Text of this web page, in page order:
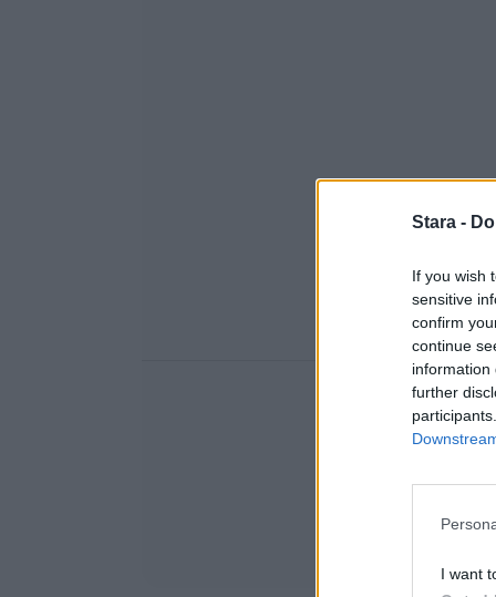
Stara -
If you wish
sensitive
confirm
continue
information
further
I want